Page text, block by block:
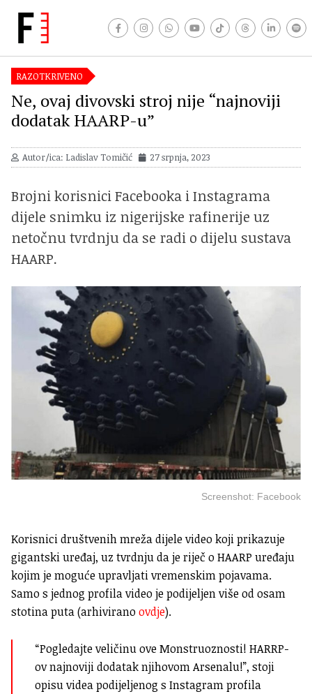
RAZOTKRIVENO
Ne, ovaj divovski stroj nije “najnoviji
dodatak HAARP-u”
Autor/ica: Ladislav Tomičić 27 srpnja, 2023
Brojni korisnici Facebooka i Instagrama
dijele snimku iz nigerijske rafinerije uz
netočnu tvrdnju da se radi o dijelu sustava
HAARP.
Screenshot: Facebook
Korisnici društvenih mreža dijele video koji prikazuje
gigantski uređaj, uz tvrdnju da je riječ o HAARP uređaju
kojim je moguće upravljati vremenskim pojavama.
Samo s jednog profila video je podijeljen više od osam
stotina puta (arhiviranoovdje).
“Pogledajte veličinu ove Monstruoznosti! HARRP-
ov najnoviji dodatak njihovom Arsenalu!”, stoji
opisu videa podijeljenog s Instagram profila